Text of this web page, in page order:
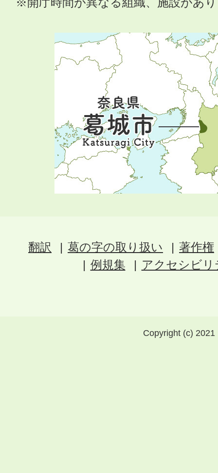
翻訳 葛の字の取り扱い
著作権
例規集
アクセシビ
Copyright (c)